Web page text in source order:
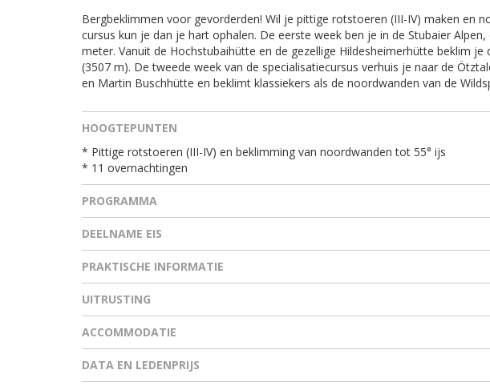
Bergbeklimmen voor gevorderden! Wil je pittige rotstoeren (III-IV) maken en
cursus kun je dan je hart ophalen. De eerste week ben je in de Stubaier
meter. Vanuit de Hochstubaihütte en de gezellige Hildesheimerhütte beklim
(3507 m). De tweede week van de specialisatiecursus verhuis je naar de
en Martin Buschhütte en beklimt klassiekers als de noordwanden van de
HOOGTEPUNTEN
* Pittige rotstoeren (III-IV) en beklimming van noordwanden tot 55° ijs
* 11 overnachtingen
PROGRAMMA
DEELNAME EIS
PRAKTISCHE INFORMATIE
UITRUSTING
ACCOMMODATIE
DATA EN LEDENPRIJS